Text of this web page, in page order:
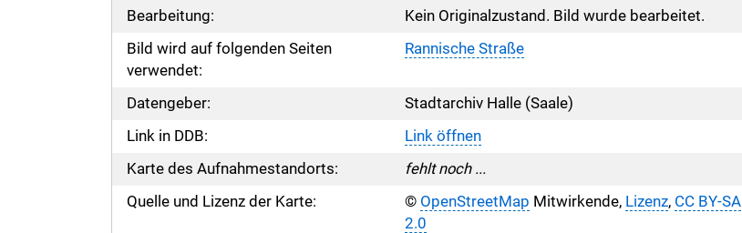
Bearbeitung:
Kein Originalzustand. Bild wurde bearbeitet.
Bild wird auf folgenden Seiten
verwendet:
Rannische Straße
Datengeber:
Stadtarchiv Halle (Saale)
Link in DDB:
Link öffnen
Karte des Aufnahmestandorts:
fehlt noch ...
Quelle und Lizenz der Karte:
© OpenStreetMap Mitwirkende, Lizenz, CC BY-SA
2.0